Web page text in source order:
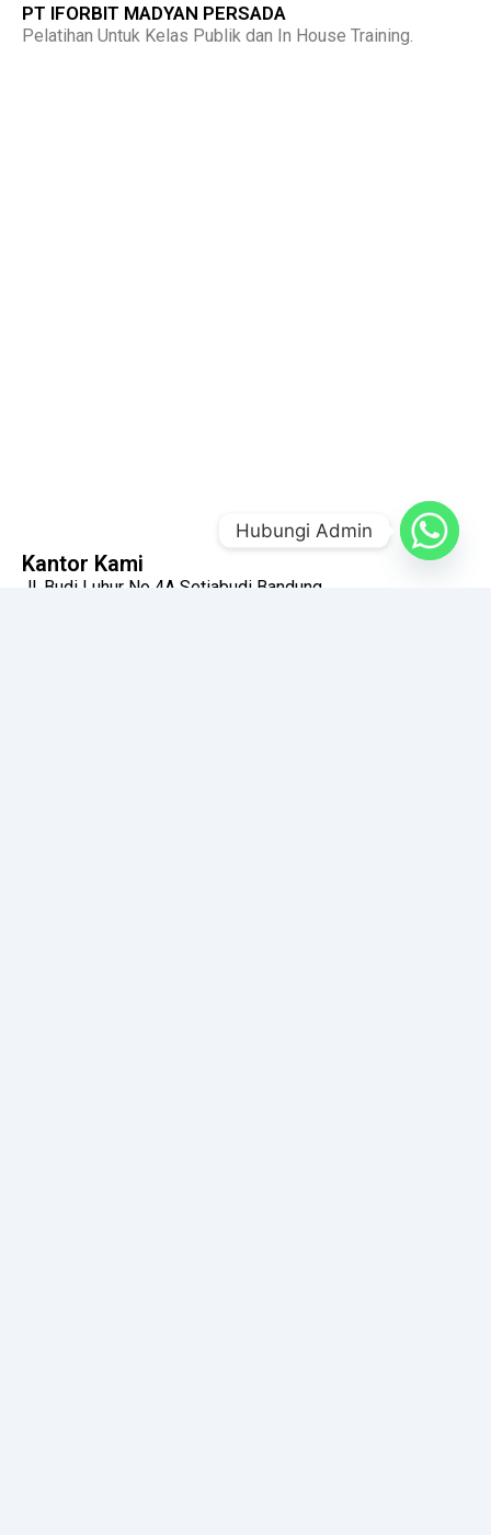
PT IFORBIT MADYAN PERSADA
Pelatihan Untuk Kelas Publik dan In House Training.
Kantor Kami
Jl. Budi Luhur No 4A Setiabudi Bandung
Hubungi Admin